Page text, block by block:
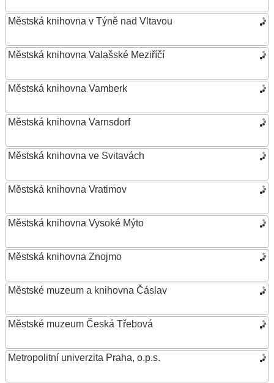
Městská knihovna v Týně nad Vltavou
Městská knihovna Valašské Meziříčí
Městská knihovna Vamberk
Městská knihovna Varnsdorf
Městská knihovna ve Svitavách
Městská knihovna Vratimov
Městská knihovna Vysoké Mýto
Městská knihovna Znojmo
Městské muzeum a knihovna Čáslav
Městské muzeum Česká Třebová
Metropolitní univerzita Praha, o.p.s.